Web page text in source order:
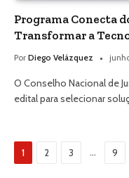
Programa Conecta
Transformar a
Por Diego Velázquez
O Conselho Nacional de
edital para selecionar
1 2 3 … 9